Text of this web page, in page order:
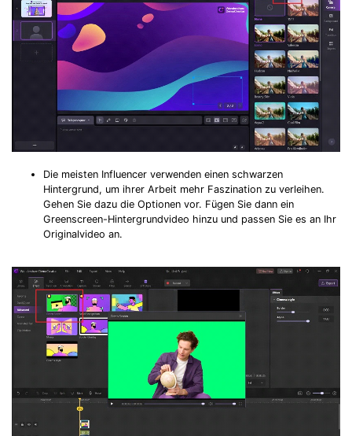
Die meisten Influencer verwenden einen schwarzen
Hintergrund, um ihrer Arbeit mehr Faszination zu verleihen.
Gehen Sie dazu die Optionen vor. Fügen Sie dann ein
Greenscreen-Hintergrundvideo hinzu und passen Sie es an Ihr
Originalvideo an.